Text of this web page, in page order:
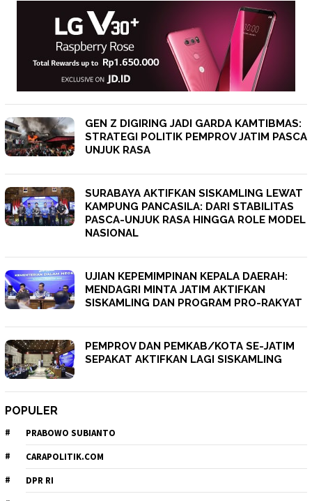
GEN Z DIGIRING JADI GARDA KAMTIBMAS:
STRATEGI POLITIK PEMPROV JATIM PASCA
UNJUK RASA
SURABAYA AKTIFKAN SISKAMLING LEWAT
KAMPUNG PANCASILA: DARI STABILITAS
PASCA-UNJUK RASA HINGGA ROLE MODEL
NASIONAL
UJIAN KEPEMIMPINAN KEPALA DAERAH:
MENDAGRI MINTA JATIM AKTIFKAN
SISKAMLING DAN PROGRAM PRO-RAKYAT
PEMPROV DAN PEMKAB/KOTA SE-JATIM
SEPAKAT AKTIFKAN LAGI SISKAMLING
POPULER
PRABOWO SUBIANTO
CARAPOLITIK.COM
DPR RI